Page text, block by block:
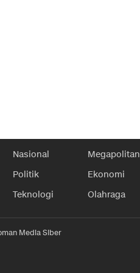
Nasional Megapolitan
Politik
Ekonomi
Teknologi
Olahraga
Media Siber